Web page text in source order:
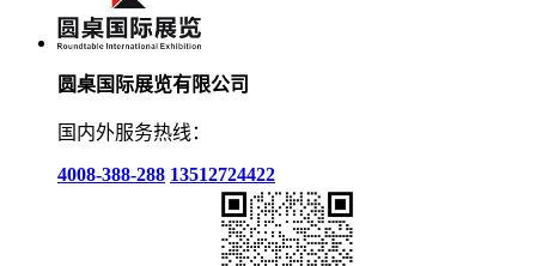
圆桌国际展览有限公司
国内外服务热线：
4008-388-288 13512724422